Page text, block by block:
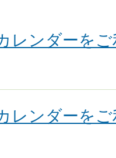
レンダーを
レンダーを